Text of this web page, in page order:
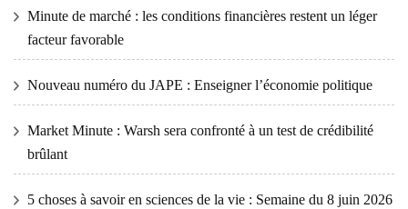
Minute de marché : les conditions financières restent un léger
facteur favorable
Nouveau numéro du JAPE : Enseigner l’économie politique
Market Minute : Warsh sera confronté à un test de crédibilité
brûlant
5 choses à savoir en sciences de la vie : Semaine du 8 juin 2026